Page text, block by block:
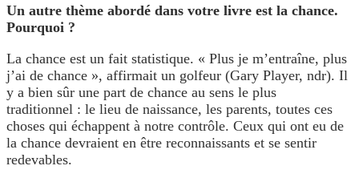
Un autre thème abordé dans votre livre est la chance.
Pourquoi ?
La chance est un fait statistique. « Plus je m’entraîne, plus
j’ai de chance », affirmait un golfeur (Gary Player, ndr). Il
y a bien sûr une part de chance au sens le plus
traditionnel : le lieu de naissance, les parents, toutes ces
choses qui échappent à notre contrôle. Ceux qui ont eu de
la chance devraient en être reconnaissants et se sentir
redevables.